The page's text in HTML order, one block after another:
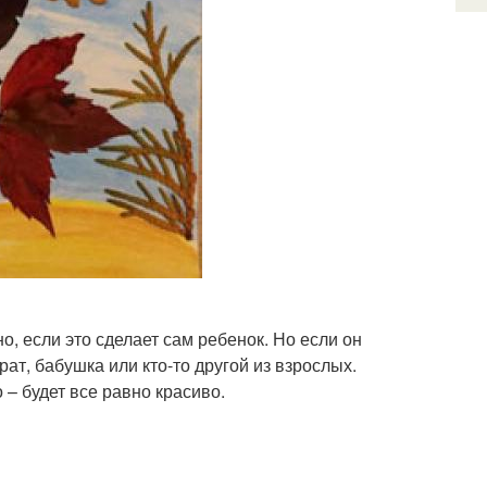
если это сделает сам ребенок. Но если он
бабушка или кто-то другой из взрослых.
будет все равно красиво.